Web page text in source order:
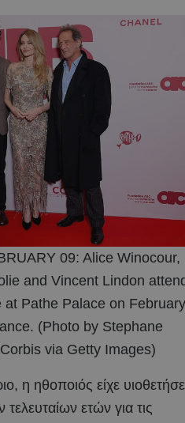
09: Alice Winocour,
and Vincent Lindon
at Pathe Palace on February
(Photo by Stephane
via Getty Images)
η ηθοποιός είχε
ετών για τις